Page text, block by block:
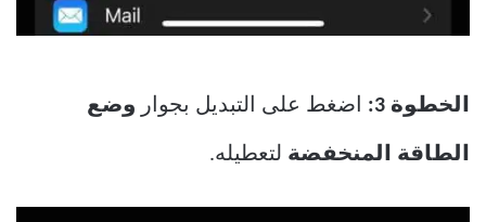
الخطوة 3: اضغط على التبديل بجوار وضع
الطاقة المنخفضة لتعطيله.